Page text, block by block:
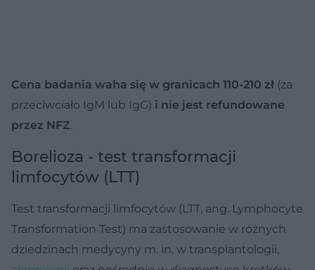
Cena badania waha się w granicach 110-210 zł (za
przeciwciało IgM lub IgG) i nie jest refundowane
przez NFZ.
Borelioza - test transformacji
limfocytów (LTT)
Test transformacji limfocytów (LTT, ang. Lymphocyte
Transformation Test) ma zastosowanie w różnych
dziedzinach medycyny m. in. w transplantologii,